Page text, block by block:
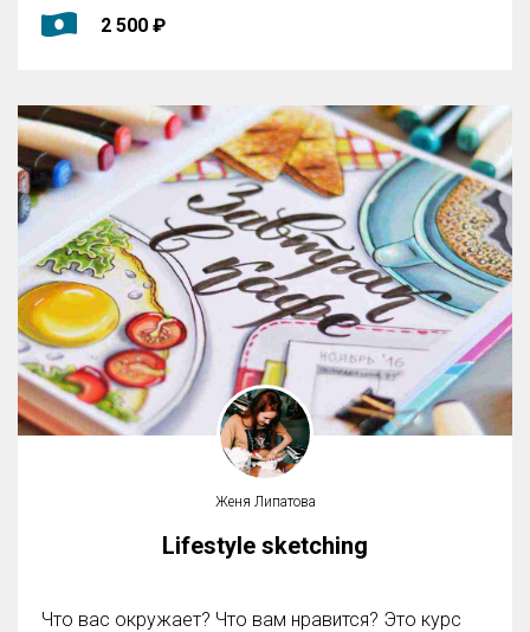
2 500 ₽
Женя Липатова
Lifestyle sketching
Что вас окружает? Что вам нравится? Это курс